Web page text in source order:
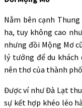
Nằm bên cạnh
ha, tuy không cao
nhưng đồi Mộng Mơ
lý tưởng để du
nên thơ của thành
Được ví như Đà Lạt
sự kết hợp khéo léo